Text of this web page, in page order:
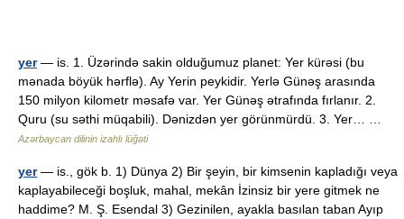
yer— is. 1. Üzərində sakin olduğumuz planet: Yer kürəsi (bu
mənada böyük hərflə). Ay Yerin peykidir. Yerlə Günəş arasında
150 milyon kilometr məsafə var. Yer Günəş ətrafında fırlanır. 2.
Quru (su səthi müqabili). Dənizdən yer görünmürdü. 3. Yer… …
Azərbaycan dilinin izahlı lüğəti
yer— is., gök b. 1) Dünya 2) Bir şeyin, bir kimsenin kapladığı veya
kaplayabileceği boşluk, mahal, mekân İzinsiz bir yere gitmek ne
haddime? M. Ş. Esendal 3) Gezinilen, ayakla basılan taban Ayıp